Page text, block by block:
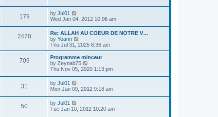
s
s
p
o
s
l
t
e
s
p
o
s
h
e
l
a
t
e
s
t
p
o
179 by Jul01
i
w
t
h
e
l
a
t
e
s
p
Wed Jan 04, 2012 10:06 am
2470
Re: ALLAH AU COEUR DE NOTRE V…
by Yoann
i
e
w
t
h
l
e
t
Thu Jul 31, 2025 8:36 am
709
Programme minceur
by Zeynab75
i
t
h
e
a
Thu Nov 05, 2020 1:13 pm
31 by Jul01
i
h
Mon Jan 09, 2012 9:18 am
50 by Jul01
Tue Jan 10, 2012 10:20 am